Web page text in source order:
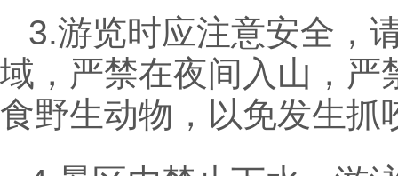
3.游览时应注意安全，
域，严禁在夜间入山，严
食野生动物，以免发生抓